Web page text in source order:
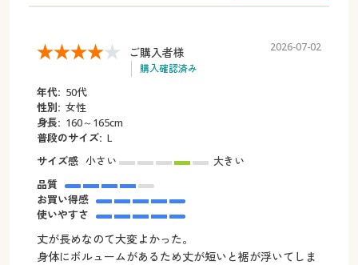
ご購入者様
購入確認済み
2026-07-02
年代: 50代
性別: 女性
身長: 160～165cm
普段のサイズ: L
サイズ感 小さい
大きい
品質
お買い得感
使いやすさ
丈が長めなのて大変よかった。
身体にボルュームがあるため丈が短いと裾が浮いてしま